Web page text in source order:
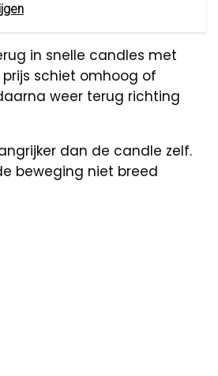
in snelle candles met
schiet omhoog of
weer terug richting
dan de candle zelf.
beweging niet breed